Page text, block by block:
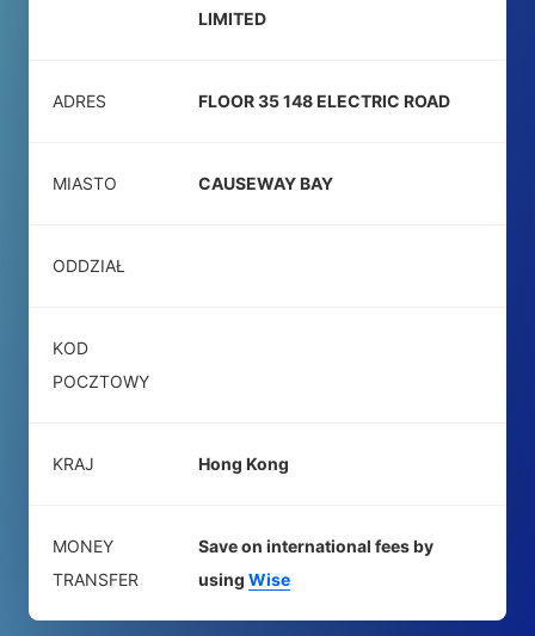
LIMITED
ADRES FLOOR 35 148 ELECTRIC ROAD
MIASTO CAUSEWAY BAY
ODDZIAŁ
KOD
POCZTOWY
KRAJ Hong Kong
MONEY
TRANSFER
Save on international fees by
using Wise